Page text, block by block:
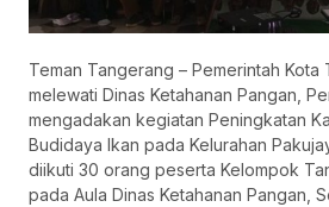
Teman Tangerang – Pemerintah Kota
melewati Dinas Ketahanan Pangan,
mengadakan kegiatan Peningkatan
Budidaya Ikan pada Kelurahan
diikuti 30 orang peserta Kelompok
pada Aula Dinas Ketahanan Pangan,